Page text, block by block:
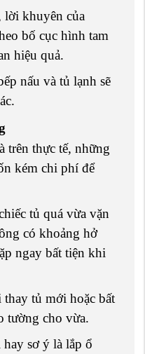
lời khuyên của
bố cục hình tam
hiệu quả.
nấu và tủ lạnh sẽ
trên thực tế, những
kém chi phí để
tủ quá vừa vặn
có khoảng hở
ngay bất tiện khi
thay tủ mới hoặc bất
tường cho vừa.
sơ ý là lắp ổ